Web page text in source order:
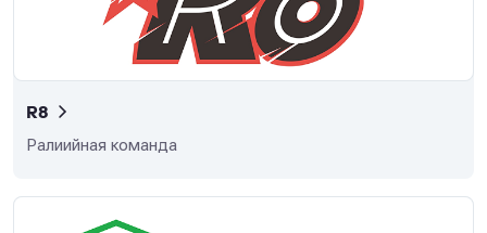
R8
Ралиийная команда